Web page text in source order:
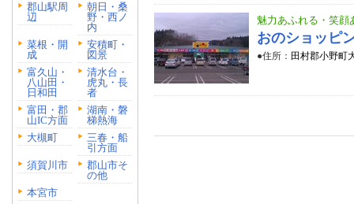
郡山駅周
辺
朝日・桑
野・西ノ
内
菜根・開
成
安積町・
図景
富久山・
八山田・
日和田
清水台・
虎丸・長
者
富田・郡
山IC方面
湖南・磐
梯熱海
大槻町
三春・船
引方面
須賀川市
郡山市そ
の他
本宮市
魅力あふれる・笑顔
おのショッピ
●住所： 田村郡小野町